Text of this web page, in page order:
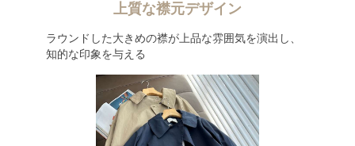
上質な襟元デザイン
ラウンドした大きめの襟が上品な雰囲気を演出し、
知的な印象を与える